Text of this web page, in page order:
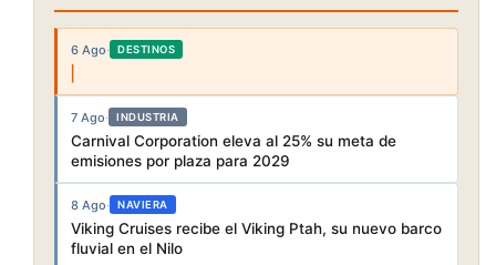
6 Ago· DESTINOS
7 Ago· INDUSTRIA
Carnival Corporation eleva al 25% su meta de
emisiones por plaza para 2029
8 Ago· NAVIERA
Viking Cruises recibe el Viking Ptah, su nuevo barco
fluvial en el Nilo